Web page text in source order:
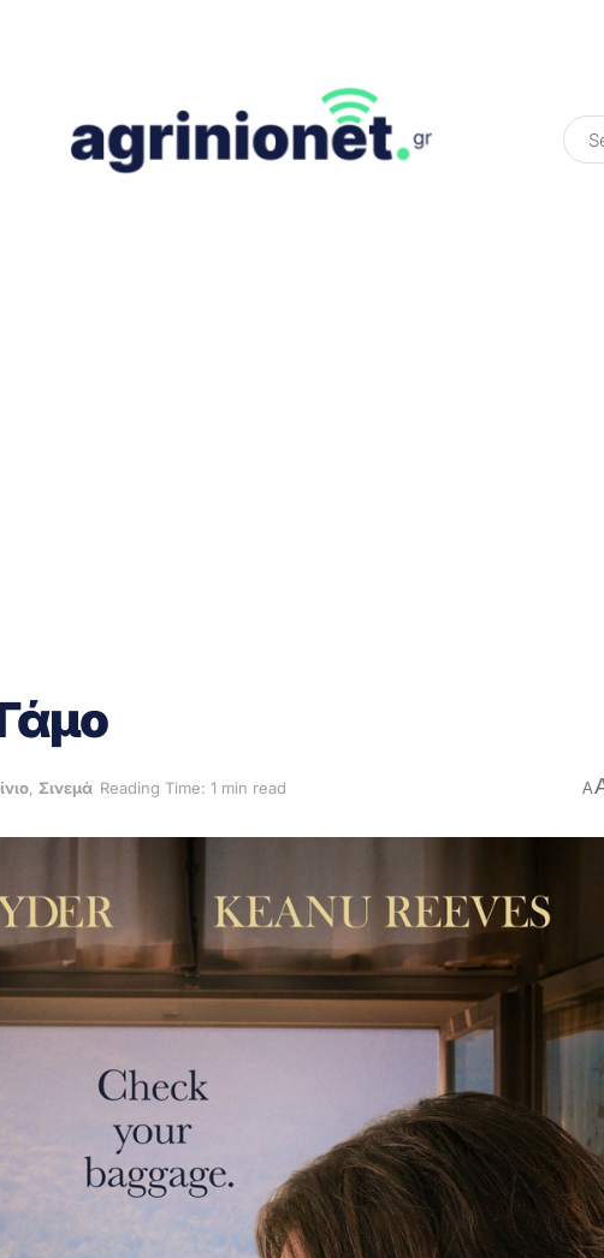
, Σινεμά Reading Time: 1 min read A